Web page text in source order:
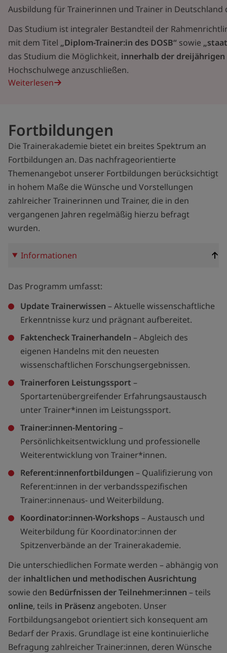
Ausbildung für Trainerinnen und Trainer in Deutschland
Das Studium ist integraler Bestandteil der
mit dem Titel „Diplom-Trainer:in des DOSB“ sowie
das Studium die Möglichkeit, innerhalb der dreijährigen
Hochschulwege anzuschließen.
Weiterlesen
Fortbildungen
Die Trainerakademie bietet ein breites Spektrum an
Fortbildungen an. Das nachfrageorientierte
Themenangebot unserer Fortbildungen berücksichtigt
in hohem Maße die Wünsche und Vorstellungen
zahlreicher Trainerinnen und Trainer, die in den
vergangenen Jahren regelmäßig hierzu befragt
wurden.
Informationen
Das Programm umfasst:
Update Trainerwissen – Aktuelle wissenschaftliche
Erkenntnisse kurz und prägnant aufbereitet.
Faktencheck Trainerhandeln – Abgleich des
eigenen Handelns mit den neuesten
wissenschaftlichen Forschungsergebnissen.
Trainerforen Leistungssport –
Sportartenübergreifender Erfahrungsaustausch
unter Trainer*innen im Leistungssport.
Trainer:innen-Mentoring –
Persönlichkeitsentwicklung und professionelle
Weiterentwicklung von Trainer*innen.
Referent:innenfortbildungen – Qualifizierung von
Referent:innen in der verbandsspezifischen
Trainer:innenaus- und Weiterbildung.
Koordinator:innen-Workshops – Austausch und
Weiterbildung für Koordinator:innen der
Spitzenverbände an der Trainerakademie.
Die unterschiedlichen Formate werden – abhängig von
der inhaltlichen und methodischen Ausrichtung
sowie den Bedürfnissen der Teilnehmer:innen – teils
online, teils in Präsenz angeboten. Unser
Fortbildungsangebot orientiert sich konsequent am
Bedarf der Praxis. Grundlage ist eine kontinuierliche
Befragung zahlreicher Trainer:innen, deren Wünsche